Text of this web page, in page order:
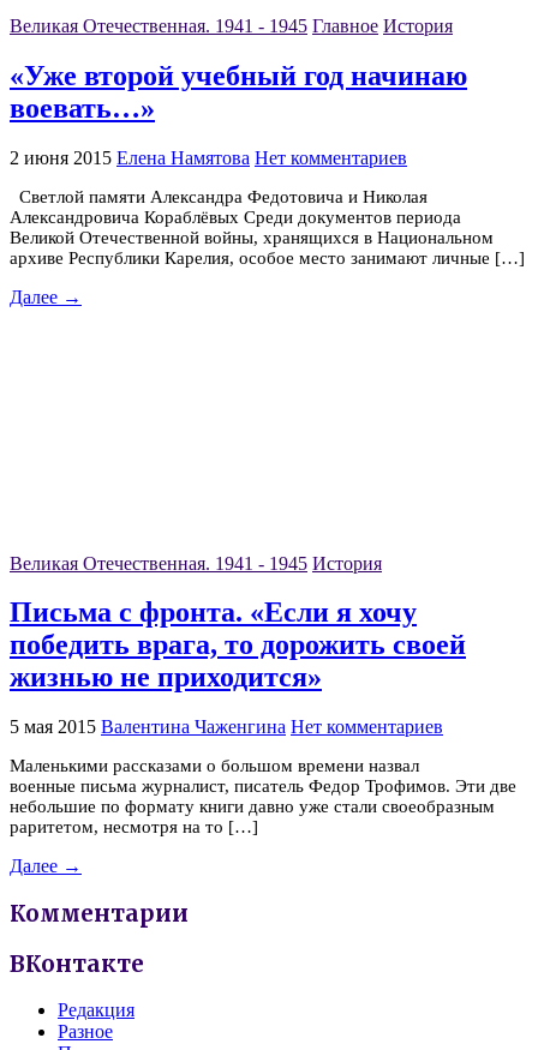
Великая Отечественная. 1941 - 1945 Главное История
«Уже второй учебный год начинаю
воевать…»
2 июня 2015 Елена Намятова Нет комментариев
Светлой памяти Александра Федотовича и Николая
Александровича Кораблёвых Среди документов периода
Великой Отечественной войны, хранящихся в Национальном
архиве Республики Карелия, особое место занимают личные […]
Далее →
Великая Отечественная. 1941 - 1945 История
Письма с фронта. «Если я хочу
победить врага, то дорожить своей
жизнью не приходится»
5 мая 2015 Валентина Чаженгина Нет комментариев
Маленькими рассказами о большом времени назвал
военные письма журналист, писатель Федор Трофимов. Эти две
небольшие по формату книги давно уже стали своеобразным
раритетом, несмотря на то […]
Далее →
Комментарии
ВКонтакте
Редакция
Разное